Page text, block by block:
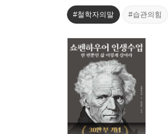
#철학자의말 #습관의힘